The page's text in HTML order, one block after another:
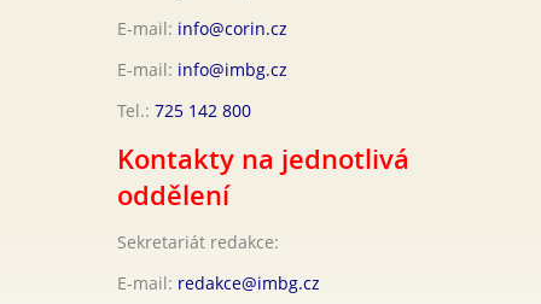
E-mail: info@corin.cz
E-mail: info@imbg.cz
Tel.: 725 142 800
Kontakty na jednotlivá
oddělení
Sekretariát redakce:
E-mail: redakce@imbg.cz